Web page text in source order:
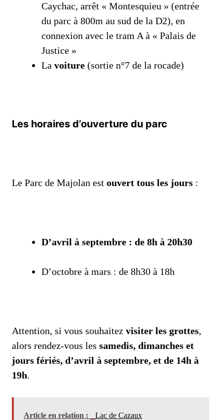
Caychac, arrêt « Montesquieu » (entrée
du parc à 800m au sud de la D2), en
connexion avec le tram A à « Palais de
Justice »
La voiture (sortie n°7 de la rocade)
Les horaires d’ouverture du parc
Le Parc de Majolan est ouvert tous les jours :
D’avril à septembre : de 8h à 20h30
D’octobre à mars : de 8h30 à 18h
Attention, si vous souhaitez visiter les grottes,
alors rendez-vous les samedis, dimanches et
jours fériés, d’avril à septembre, et de 14h à
19h.
Article en relation : Lac de Cazaux